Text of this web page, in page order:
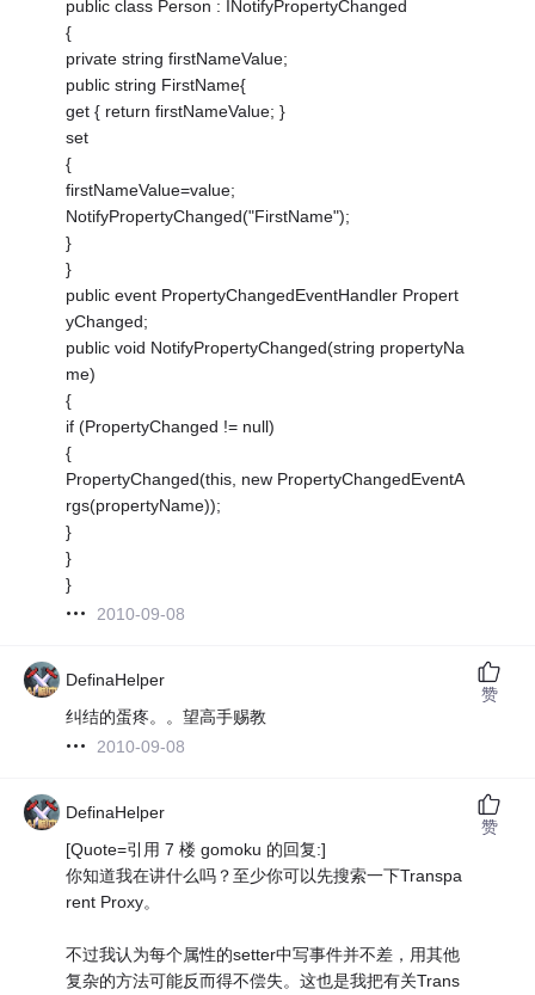
public class Person : INotifyPropertyChanged
{
private string firstNameValue;
public string FirstName{
get { return firstNameValue; }
set
{
firstNameValue=value;
NotifyPropertyChanged("FirstName");
}
}
public event PropertyChangedEventHandler Propert
yChanged;
public void NotifyPropertyChanged(string propertyNa
me)
{
if (PropertyChanged != null)
{
PropertyChanged(this, new PropertyChangedEventA
rgs(propertyName));
}
}
}
2010-09-08
DefinaHelper
纠结的蛋疼。。望高手赐教
2010-09-08
赞
DefinaHelper
[Quote=引用 7 楼 gomoku 的回复:]
你知道我在讲什么吗？至少你可以先搜索一下Transpa
rent Proxy。
不过我认为每个属性的setter中写事件并不差，用其他
复杂的方法可能反而得不偿失。这也是我把有关Trans
赞